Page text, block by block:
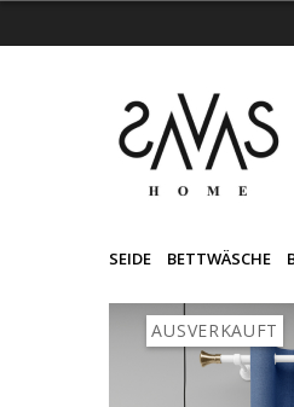
SEIDE BETTWÄSCHE
AUSVERKAUFT